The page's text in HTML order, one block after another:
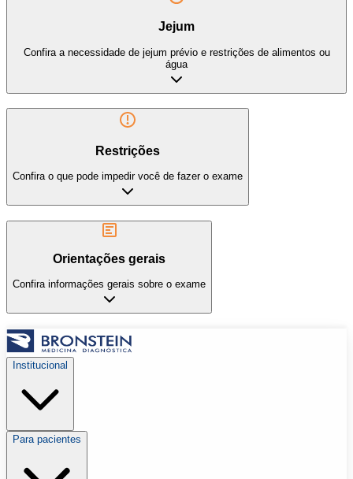
Jejum
Confira a necessidade de jejum prévio e restrições de alimentos ou
água
Restrições
Confira o que pode impedir você de fazer o exame
Orientações gerais
Confira informações gerais sobre o exame
Institucional
Para pacientes